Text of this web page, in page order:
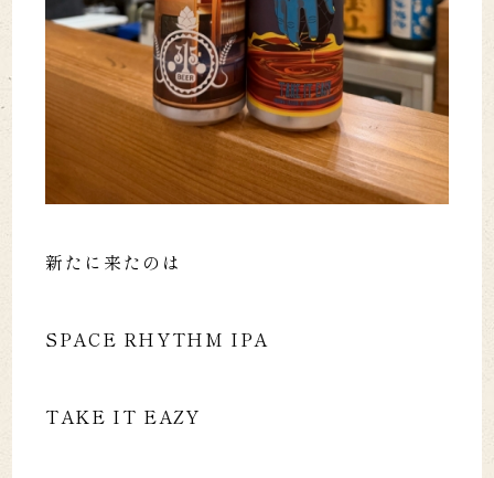
新たに来たのは
SPACE RHYTHM IPA
TAKE IT EAZY